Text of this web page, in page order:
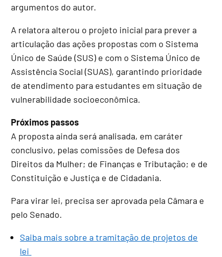
argumentos do autor.
A relatora alterou o projeto inicial para prever a
articulação das ações propostas com o Sistema
Único de Saúde (SUS) e com o Sistema Único de
Assistência Social (SUAS), garantindo prioridade
de atendimento para estudantes em situação de
vulnerabilidade socioeconômica.
Próximos passos
A proposta ainda será analisada, em caráter
conclusivo, pelas comissões de Defesa dos
Direitos da Mulher; de Finanças e Tributação; e de
Constituição e Justiça e de Cidadania.
Para virar lei, precisa ser aprovada pela Câmara e
pelo Senado.
Saiba mais sobre a tramitação de projetos de
lei